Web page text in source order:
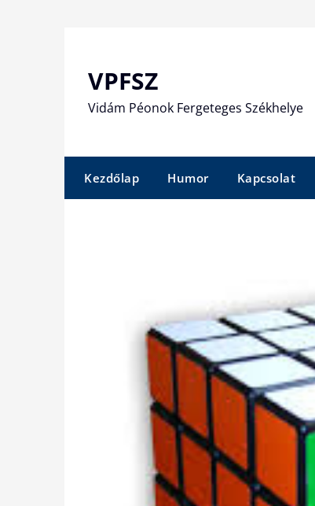
VPFSZ
Vidám Péonok Fergeteges Székhelye
Kezdőlap Humor Kapcsolat